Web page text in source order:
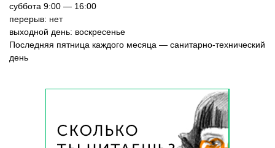
суббота 9:00 — 16:00
перерыв: нет
выходной день: воскресенье
Последняя пятница каждого месяца — санитарно-технический
день